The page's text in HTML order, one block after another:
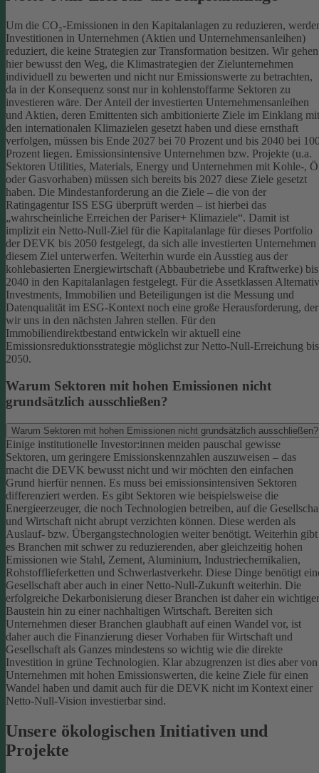
Um die CO₂-Emissionen in den Kapitalanlagen zu reduzieren,
Investitionen in Unternehmen (Aktien und Unternehmensanleihen)
reduziert, die keine Strategien zur Transformation besitzen. Wir gehen
hier bewusst den Weg, die Klimastrategien der Zielunternehmen
individuell zu bewerten und nicht nur Emissionswerte zu betrachten,
da in der Konsequenz sonst nur in kohlenstoffarme Sektoren zu
investieren wäre. Der Anteil der investierten Unternehmensanleihen
und Aktien, deren Emittenten sich ambitionierte Ziele im Einklang mit
den internationalen Klimazielen gesetzt haben und diese ernsthaft
verfolgen, müssen bis Ende 2027 bei 70 Prozent und bis 2040 bei
Prozent liegen. Emissionsintensive Unternehmen bzw. Projekte (u.a.
Sektoren Utilities, Materials, Energy und Unternehmen mit Kohle-,
oder Gasvorhaben) müssen sich bereits bis 2027 diese Ziele gesetzt
haben. Die Mindestanforderung an die Ziele – die von der
Ratingagentur ISS ESG überprüft werden – ist hierbei das
„wahrscheinliche Erreichen der Pariser+ Klimaziele“. Damit ist
implizit ein Netto-Null-Ziel für die Kapitalanlage für dieses Portfolio
der DEVK bis 2050 festgelegt, da sich alle investierten Unternehmen
diesem Ziel unterwerfen. Weiterhin wurde ein Ausstieg aus der
kohlebasierten Energiewirtschaft (Abbaubetriebe und Kraftwerke) bis
2040 in den Kapitalanlagen festgelegt. Für die Assetklassen
Investments, Immobilien und Beteiligungen ist die Messung und
Datenqualität im ESG-Kontext noch eine große Herausforderung, der
wir uns in den nächsten Jahren stellen. Für den
Immobiliendirektbestand entwickeln wir aktuell eine
Emissionsreduktionsstrategie möglichst zur Netto-Null-Erreichung bis
2050.
Warum Sektoren mit hohen Emissionen nicht
grundsätzlich ausschließen?
Warum Sektoren mit hohen Emissionen nicht grundsätzlich ausschließen?
Einige institutionelle Investor:innen meiden pauschal gewisse
Sektoren, um geringere Emissionskennzahlen auszuweisen – das
macht die DEVK bewusst nicht und wir möchten den einfachen
Grund hierfür nennen. Es muss bei emissionsintensiven Sektoren
differenziert werden. Es gibt Sektoren wie beispielsweise die
Energieerzeuger, die noch Technologien betreiben, auf die
und Wirtschaft nicht abrupt verzichten können. Diese werden als
Auslauf- bzw. Übergangstechnologien weiter benötigt. Weiterhin gibt
es Branchen mit schwer zu reduzierenden, aber gleichzeitig hohen
Emissionen wie Stahl, Zement, Aluminium, Industriechemikalien,
Rohstofflieferketten und Schwerlastverkehr. Diese Dinge benötigt
Gesellschaft aber auch in einer Netto-Null-Zukunft weiterhin. Die
erfolgreiche Dekarbonisierung dieser Branchen ist daher ein wichtiger
Baustein hin zu einer nachhaltigen Wirtschaft. Bereiten sich
Unternehmen dieser Branchen glaubhaft auf einen Wandel vor, ist
daher auch die Finanzierung dieser Vorhaben für Wirtschaft und
Gesellschaft als Ganzes mindestens so wichtig wie die direkte
Investition in grüne Technologien. Klar abzugrenzen ist dies aber von
Unternehmen mit hohen Emissionswerten, die keine Ziele für einen
Wandel haben und damit auch für die DEVK nicht im Kontext einer
Netto-Null-Vision investierbar sind.
Unsere ökologischen Initiativen und
Projekte